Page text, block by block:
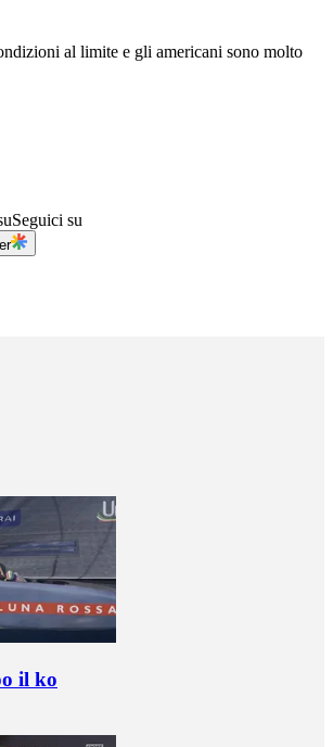
al limite e gli americani sono molto
Seguici su
il ko